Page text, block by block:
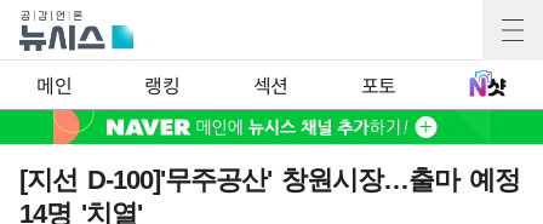
메인 랭킹 섹션 포토
[지선 D-100]'무주공산' 창원시장…출마 예정
14명 '치열'